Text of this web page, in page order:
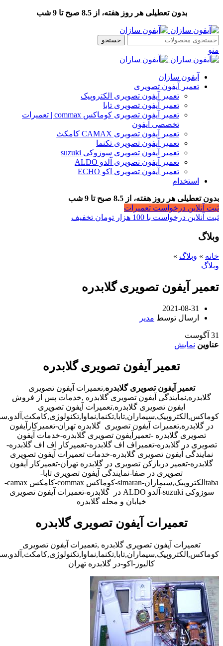
بدون تعطیلی هر روز هفته، از 8.5 صبح تا 9 شب
جستجو
منو
آیفون سازان
تعمیر آیفون تصویری
تعمیر آیفون تصویری الکتروپیک
تعمیر آیفون تصویری تابا
تعمیر آیفون تصویری کوماکس commax | تعمیرات
تخصصی آیفون
تعمیر آیفون تصویری CAMAX کامکث
تعمیر آیفون تصویری تکنما
تعمیر آیفون تصویری سوزوکی suzuki
تعمیر آیفون تصویری آلدو ALDO
تعمیر آیفون تصویری اکو ECHO
استخدام
بدون تعطیلی هر روز هفته، از 8.5 صبح تا 9 شب
ثبت آنلاین درخواست تعمیرات
ثبت آنلاین درخواست با 100 هزار تومان تخفیف
وبلاگ
خانه » وبلاگ »
وبلاگ
تعمیر آیفون تصویری گلابدره
2021-08-31
ارسال توسط مدیر
31 آگوست
عناوین نمایش
تعمیر آیفون تصویری گلابدره
تعمیر آیفون تصویری گلابدره,تعمیرات آیفون تصویری
گلابدره,نمایندگی آیفون تصویری گلابدره ,خدمات پس از فروش
ایفون تصویری گلابدره,تعمیرات آیفون تصویری
در گلابدره,تعمیرات آیفون تصویری گلابدره تهران-تعمیرکارآیفون
تصویری گلابدره -تعمیرآیفون تصویری گلابدره-خدمات آیفون
تصویری در گلابدره-تعمیراف اف گلابدره-تعمیرکار اف اف گلابدره-
نمایندگی آیفون تصویری گلابدره-خدمات تعمیرات آیفون تصویری
گلابدره-تعمیر دربازکن تصویری در گلابدره تهران-تعمیرکار آیفون
تصویری در صفا-نمایندگی آیفون تصویری تابا-
tabaالکتروپیک,سیماران-simaran-کوماکس commax-کامکس camax-
سوزوکی suzuki-آلدو ALDO در گلابدره-تعمیرات آیفون تصویری
خیابان و محله گلابدره
تعمیرات آیفون تصویری گلابدره
تعمیرات آیفون تصویری گلابدره ,تعمیرات آیفون تصویری
کالیوز-اکو-در گلابدره تهران